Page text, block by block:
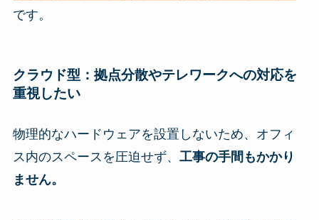
です。
クラウド型：拠点分散やテレワークへの対応を
重視したい
物理的なハードウェアを設置しないため、オフィ
ス内のスペースを圧迫せず、 工事の手間もかかり
ません。